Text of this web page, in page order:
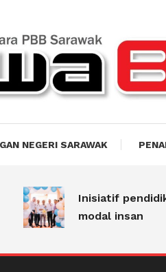
NEGERI SARAWAK
Inisiatif
modal insan